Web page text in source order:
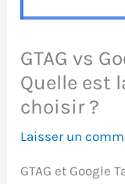
GTAG vs
Quelle est
choisir ?
Laisser un
GTAG et Google